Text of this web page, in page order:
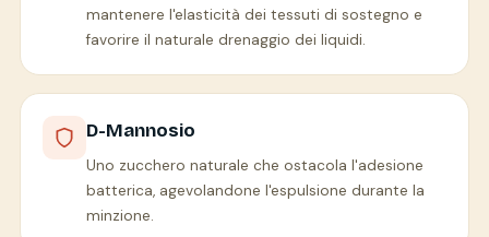
mantenere l'elasticità dei tessuti di sostegno e
favorire il naturale drenaggio dei liquidi.
D-Mannosio
Uno zucchero naturale che ostacola l'adesione
batterica, agevolandone l'espulsione durante la
minzione.